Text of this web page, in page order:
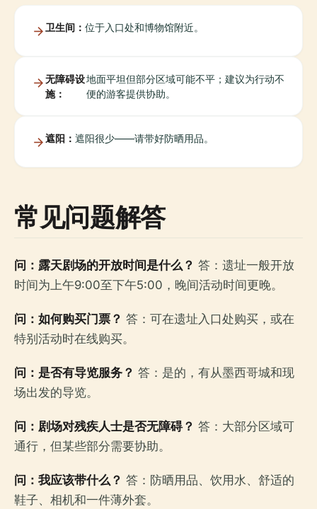
卫生间： 位于入口处和博物馆附近。
无障碍设
施：
地面平坦但部分区域可能不平；建议为行动不
便的游客提供协助。
遮阳： 遮阳很少——请带好防晒用品。
常见问题解答
问：露天剧场的开放时间是什么？ 答：遗址一般开放
时间为上午9:00至下午5:00，晚间活动时间更晚。
问：如何购买门票？ 答：可在遗址入口处购买，或在
特别活动时在线购买。
问：是否有导览服务？ 答：是的，有从墨西哥城和现
场出发的导览。
问：剧场对残疾人士是否无障碍？ 答：大部分区域可
通行，但某些部分需要协助。
问：我应该带什么？ 答：防晒用品、饮用水、舒适的
鞋子、相机和一件薄外套。